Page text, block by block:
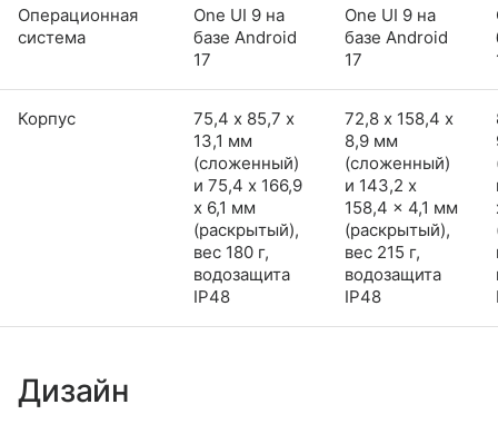
Операционная
система
One UI 9 на
базе Android
17
One UI 9 на
базе Android
17
Корпус
75,4 х 85,7 х
13,1 мм
(сложенный)
и 75,4 x 166,9
x 6,1 мм
(раскрытый),
вес 180 г,
водозащита
IP48
72,8 х 158,4 х
8,9 мм
(сложенный)
и 143,2 x
158,4 x 4,1 мм
(раскрытый),
вес 215 г,
водозащита
IP48
Дизайн